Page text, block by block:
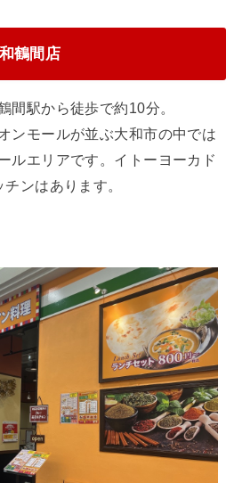
鶴間店
間駅から徒歩で約10分。
ンモールが並ぶ大和市の中では
ルエリアです。イトーヨーカド
ンはあります。